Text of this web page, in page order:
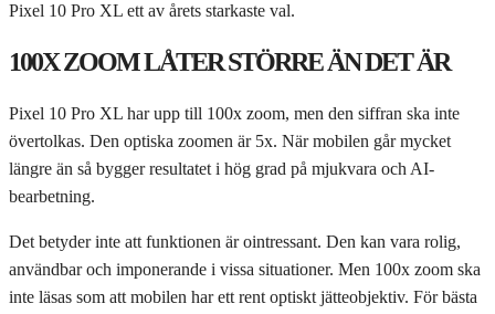
Pixel 10 Pro XL ett av årets starkaste val.
100X ZOOM LÅTER STÖRRE ÄN DET ÄR
Pixel 10 Pro XL har upp till 100x zoom, men den siffran ska inte
övertolkas. Den optiska zoomen är 5x. När mobilen går mycket
längre än så bygger resultatet i hög grad på mjukvara och AI-
bearbetning.
Det betyder inte att funktionen är ointressant. Den kan vara rolig,
användbar och imponerande i vissa situationer. Men 100x zoom ska
inte läsas som att mobilen har ett rent optiskt jätteobjektiv. För bästa